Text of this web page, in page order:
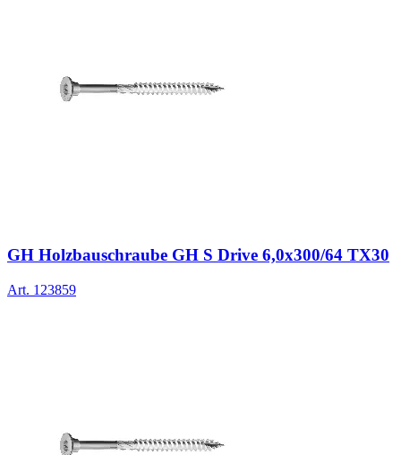
GH Holzbauschraube GH S Drive 6,0x300/64 TX30
Art. 123859